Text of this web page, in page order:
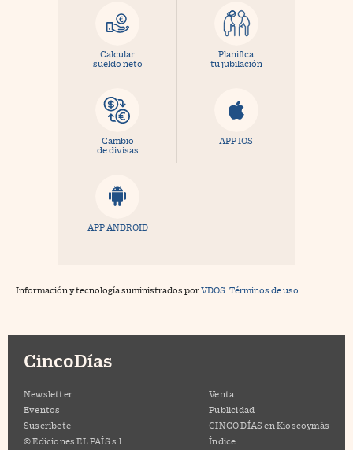
Calcular
sueldo neto
Planifica
tu jubilación
Cambio
de divisas
APP IOS
APP ANDROID
Información y tecnología suministrados porVDOS Términos de uso.
CincoDías
Newsletter
Eventos
Suscríbete
© Ediciones EL PAÍS s.l.
Venta
Publicidad
CINCO DÍAS en Kioscoymás
Índice